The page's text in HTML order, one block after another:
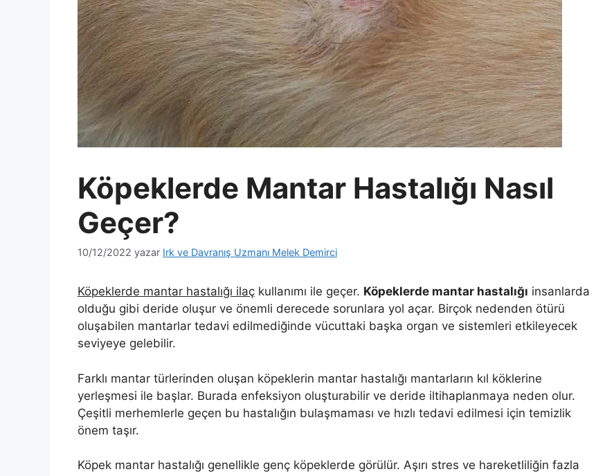
Köpeklerde Mantar Hastalığı Nasıl
Geçer?
10/12/2022 yazar Irk ve Davranış Uzmanı Melek Demirci
Köpeklerde mantar hastalığı ilaç kullanımı ile geçer. Köpeklerde mantar hastalığı insanlarda
olduğu gibi deride oluşur ve önemli derecede sorunlara yol açar. Birçok nedenden ötürü
oluşabilen mantarlar tedavi edilmediğinde vücuttaki başka organ ve sistemleri etkileyecek
seviyeye gelebilir.
Farklı mantar türlerinden oluşan köpeklerin mantar hastalığı mantarların kıl köklerine
yerleşmesi ile başlar. Burada enfeksiyon oluşturabilir ve deride iltihaplanmaya neden olur.
Çeşitli merhemlerle geçen bu hastalığın bulaşmaması ve hızlı tedavi edilmesi için temizlik
önem taşır.
Köpek mantar hastalığı genellikle genç köpeklerde görülür. Aşırı stres ve hareketliliğin fazla